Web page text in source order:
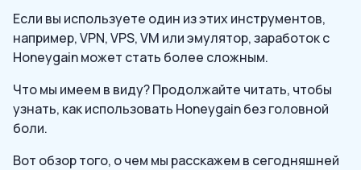
Если вы используете один из этих инструментов,
например, VPN, VPS, VM или эмулятор, заработок с
Honeygain может стать более сложным.
Что мы имеем в виду? Продолжайте читать, чтобы
узнать, как использовать Honeygain без головной
боли.
Вот обзор того, о чем мы расскажем в сегодняшней